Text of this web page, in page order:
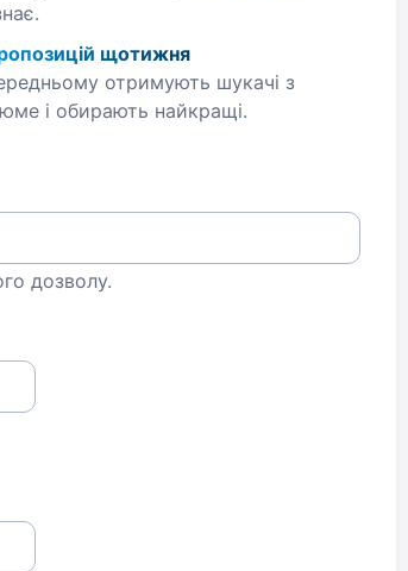
щотижня
отримують шукачі з
і обирають найкращі.
дозволу.